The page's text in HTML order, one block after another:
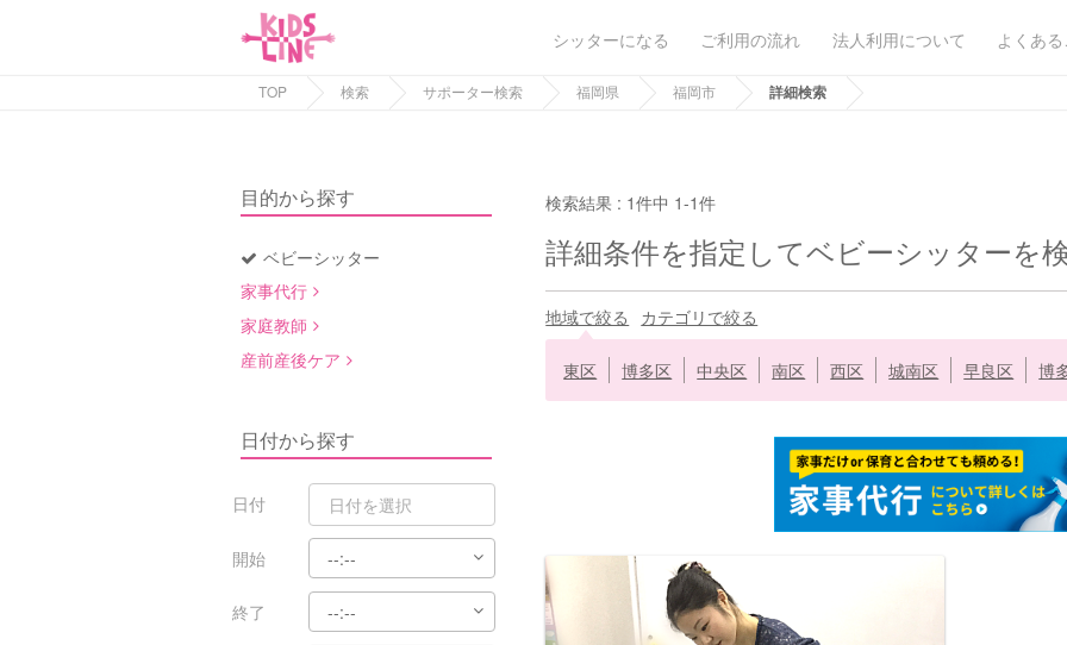
シッターになる ご利用の流れ 法人利用について よくあ
TOP 検索 サポーター検索 福岡県 福岡市 詳細検索
目的から探す
ベビーシッター
家事代行
家庭教師
産前産後ケア
日付から探す
日付
開始
終了
検索結果 : 1件中 1-1件
詳細条件を指定してベビーシッターを
地域で絞る カテゴリで絞る
東区 博多区 中央区 南区 西区 城南区 早良区 博